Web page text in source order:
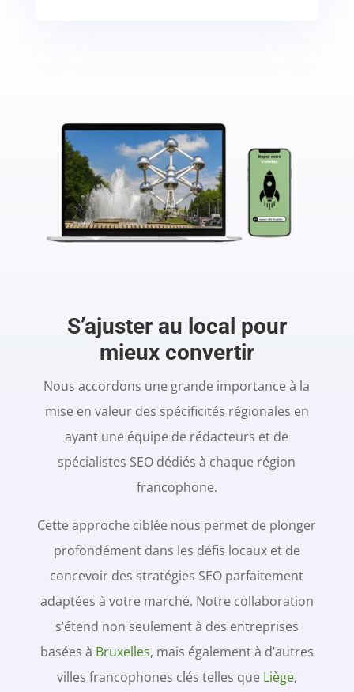
S’ajuster au local pour
mieux convertir
Nous accordons une grande importance à la
mise en valeur des spécificités régionales en
ayant une équipe de rédacteurs et de
spécialistes SEO dédiés à chaque région
francophone.
Cette approche ciblée nous permet de plonger
profondément dans les défis locaux et de
concevoir des stratégies SEO parfaitement
adaptées à votre marché. Notre collaboration
s’étend non seulement à des entreprises
basées à Bruxelles, mais également à d’autres
villes francophones clés telles que Liège,